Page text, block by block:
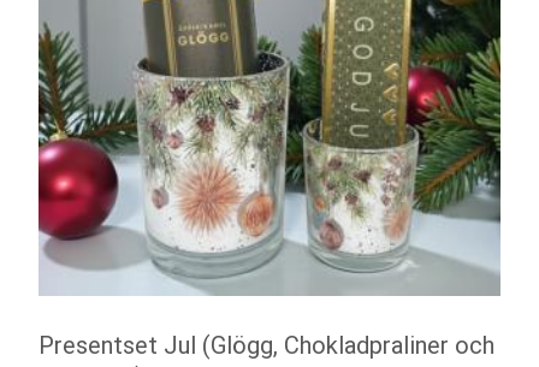
Presentset Jul (Glögg, Chokladpraliner och